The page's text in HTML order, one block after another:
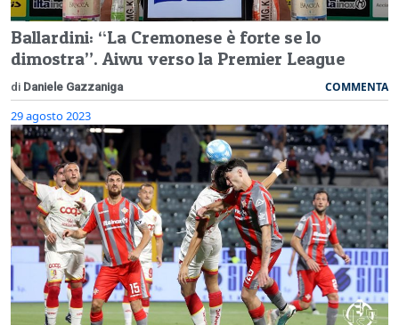
Ballardini: “La Cremonese è forte se lo
dimostra”. Aiwu verso la Premier League
di Daniele Gazzaniga COMMENTA
29 agosto 2023